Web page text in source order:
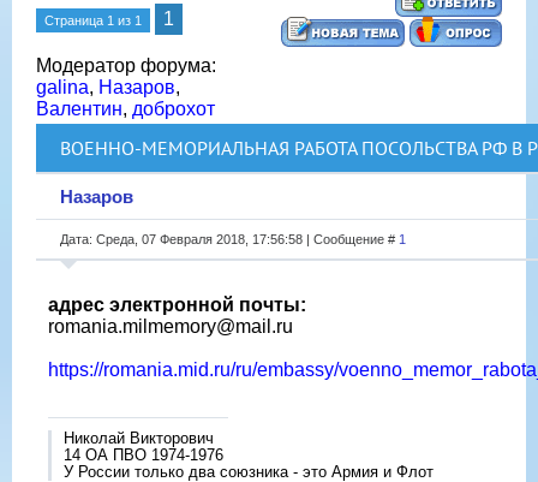
Страница 1 из 1 1
Модератор форума:
galina, Назаров,
Валентин, доброхот
ВОЕННО-МЕМОРИАЛЬНАЯ РАБОТА ПОСОЛЬСТВА РФ В
Назаров
Дата: Среда, 07 Февраля 2018, 17:56:58 | Сообщение # 1
адрес электронной почты:
romania.milmemory@mail.ru
https://romania.mid.ru/ru/embassy/
Николай Викторович
14 ОА ПВО 1974-1976
У России только два союзника - это Армия и Флот